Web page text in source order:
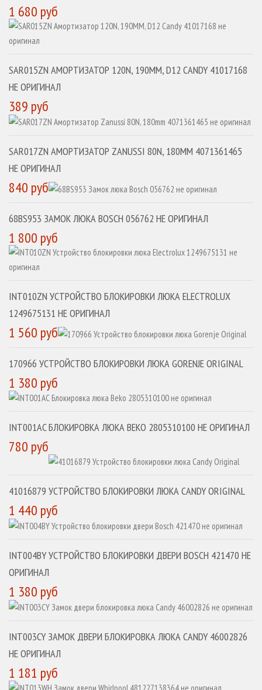
1 680 руб
SAR015ZN АМОРТИЗАТОР 120N, 190MM, D12 CANDY 41017168
НЕ ОРИГИНАЛ
389 руб
SAR017ZN АМОРТИЗАТОР ZANUSSI 80N, 180MM 4071361465
НЕ ОРИГИНАЛ
840 руб
68BS953 ЗАМОК ЛЮКА BOSCH 056762 НЕ ОРИГИНАЛ
1 800 руб
INT010ZN УСТРОЙСТВО БЛОКИРОВКИ ЛЮКА ELECTROLUX
1249675131 НЕ ОРИГИНАЛ
1 560 руб
170966 УСТРОЙСТВО БЛОКИРОВКИ ЛЮКА GORENJE ORIGINAL
1 380 руб
INT001AC БЛОКИРОВКА ЛЮКА BEKO 2805310100 НЕ ОРИГИНАЛ
780 руб
41016879 УСТРОЙСТВО БЛОКИРОВКИ ЛЮКА CANDY ORIGINAL
1 440 руб
INT004BY УСТРОЙСТВО БЛОКИРОВКИ ДВЕРИ BOSCH 421470 НЕ
ОРИГИНАЛ
1 380 руб
INT003CY ЗАМОК ДВЕРИ БЛОКИРОВКА ЛЮКА CANDY 46002826
НЕ ОРИГИНАЛ
1 181 руб